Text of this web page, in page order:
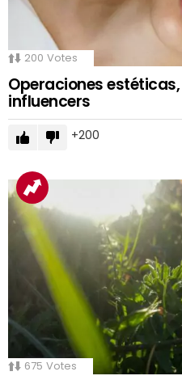
200 Votes
Operaciones
influencers
200
675 Votes